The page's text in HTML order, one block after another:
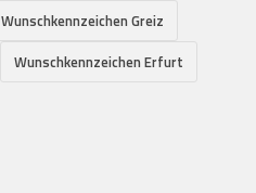
Wunschkennzeichen Greiz
Wunschkennzeichen Erfurt